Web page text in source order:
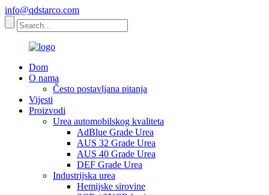
info@qdstarco.com
Dom
O nama
Često postavljana pitanja
Vijesti
Proizvodi
Urea automobilskog kvaliteta
AdBlue Grade Urea
AUS 32 Grade Urea
AUS 40 Grade Urea
DEF Grade Urea
Industrijska urea
Hemijske sirovine